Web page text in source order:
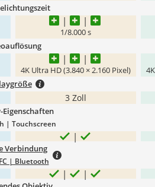
1/8.000 s
4K Ultra HD (3.840 × 2.160 Pixel)
3 Zoll
Eigenschaften
| Touchscreen
Verbindung
| Bluetooth